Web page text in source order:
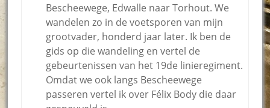
Bescheewege, Edwalle naar Torhout. We
wandelen zo in de voetsporen van mijn
grootvader, honderd jaar later. Ik ben de
gids op die wandeling en vertel de
gebeurtenissen van het 19de linieregiment.
Omdat we ook langs Bescheewege
passeren vertel ik over Félix Body die daar